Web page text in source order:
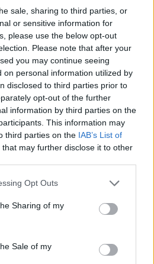
sale, sharing to third parties, or
or sensitive information for
please use the below opt-out
Please note that after your
you may continue seeing
on personal information utilized by
disclosed to third parties prior to
opt-out of the further
information by third parties on the
This information may
third parties on the IAB’s List of
that may further disclose it to other
Opt Outs
Sharing of my
Sale of my
érdemes lesz az égre
durvább dolgok